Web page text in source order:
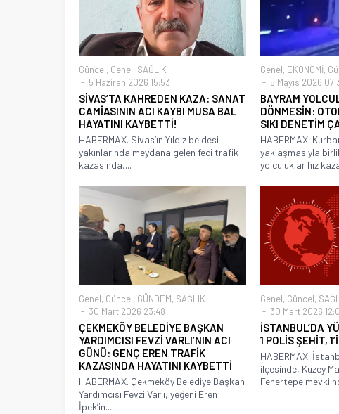
Güncel, Genel, SAĞLIK
5 Haziran 2026 15:53
SİVAS’TA KAHREDEN KAZA: SANAT
CAMİASININ ACI KAYBI MUSA BAL
HAYATINI KAYBETTİ!
HABERMAX. Sivas’ın Yıldız beldesi
yakınlarında meydana gelen feci trafik
kazasında,...
Genel, EKONOMİ,
5 Mayıs 2026
BAYRAM
DÖNMESİN:
SIKI DENETİM
HABERMAX.
yaklaşmasıyla
yolculuklar hız
Genel, Güncel, GÜNDEM, SAĞLIK
30 Mart 2026 23:48
ÇEKMEKÖY BELEDİYE BAŞKAN
YARDIMCISI FEVZİ VARLI’NIN ACI
GÜNÜ: GENÇ EREN TRAFİK
KAZASINDA HAYATINI KAYBETTİ
HABERMAX. Çekmeköy Belediye Başkan
Yardımcısı Fevzi Varlı, yeğeni Eren
İpek’in...
Genel, Güncel,
30 Mart 2026
İSTANBUL’DA
1 POLİS ŞEHİT,
HABERMAX.
ilçesinde, Kuzey
Fenertepe